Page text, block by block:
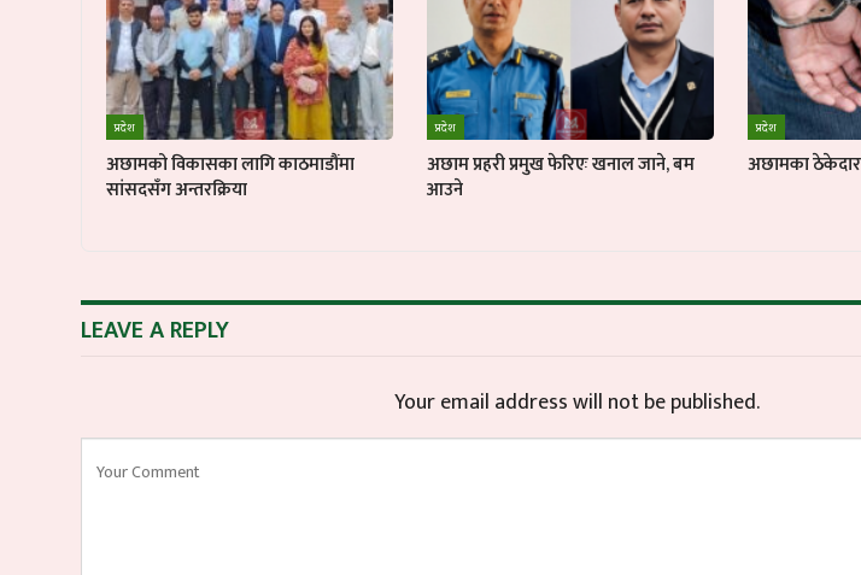
प्रदेश
अछामको विकासका लागि काठमाडौंमा
सांसदसँग अन्तरक्रिया
प्रदेश
अछाम प्रहरी प्रमुख फेरिएः खनाल जाने, बम
आउने
प्रदेश
अछामका ठेकेदार
LEAVE A REPLY
Your email address will not be published.